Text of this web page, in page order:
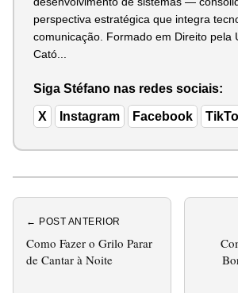
perspectiva estratégica que integra
comunicação. Formado em Direito pela
Cató...
Siga Stéfano nas redes sociais:
X Instagram Facebook
← POST ANTERIOR
Como Fazer o Grilo Parar
de Cantar à Noite